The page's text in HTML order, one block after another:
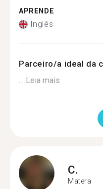
APRENDE
Inglês
Parceiro/a ideal da
...Leia mais
C.
Matera